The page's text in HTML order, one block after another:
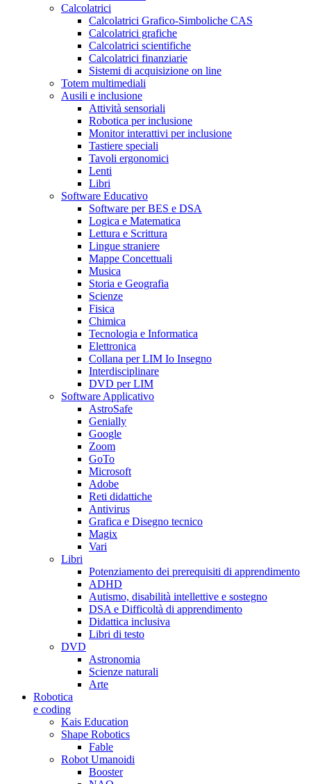
Calcolatrici
Calcolatrici Grafico-Simboliche CAS
Calcolatrici grafiche
Calcolatrici scientifiche
Calcolatrici finanziarie
Sistemi di acquisizione on line
Totem multimediali
Ausili e inclusione
Attività sensoriali
Robotica per inclusione
Monitor interattivi per inclusione
Tastiere speciali
Tavoli ergonomici
Lenti
Libri
Software Educativo
Software per BES e DSA
Logica e Matematica
Lettura e Scrittura
Lingue straniere
Mappe Concettuali
Musica
Storia e Geografia
Scienze
Fisica
Chimica
Tecnologia e Informatica
Elettronica
Collana per LIM Io Insegno
Interdisciplinare
DVD per LIM
Software Applicativo
AstroSafe
Genially
Google
Zoom
GoTo
Microsoft
Adobe
Reti didattiche
Antivirus
Grafica e Disegno tecnico
Magix
Vari
Libri
Potenziamento dei prerequisiti di apprendimento
ADHD
Autismo, disabilità intellettive e sostegno
DSA e Difficoltà di apprendimento
Didattica inclusiva
Libri di testo
DVD
Astronomia
Scienze naturali
Arte
Robotica
e coding
Kais Education
Shape Robotics
Fable
Robot Umanoidi
Booster